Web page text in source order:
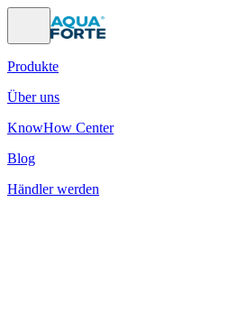
Produkte
Über uns
KnowHow Center
Blog
Händler werden